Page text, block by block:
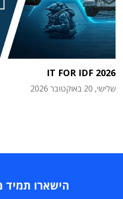
IT FOR IDF 2026
שלישי, 20 באוקטובר 2026
הישארו תמיד